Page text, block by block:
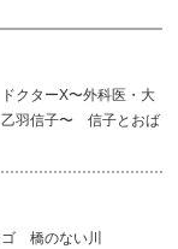
クターX〜外科医・大
羽信子〜 信子とおば
橋のない川